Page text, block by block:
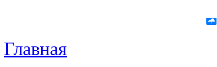
Главная